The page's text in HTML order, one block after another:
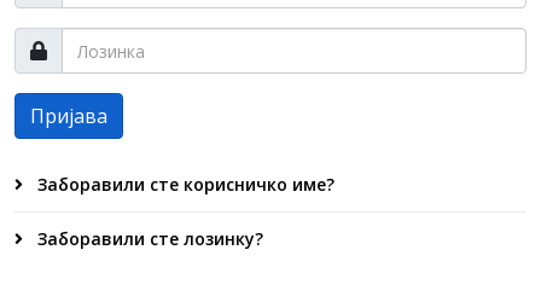
Пријава
Заборавили сте корисничко име?
Заборавили сте лозинку?